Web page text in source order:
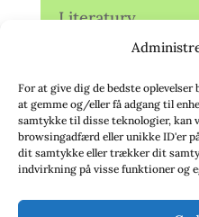
For at give dig de bedste
at gemme og/eller få adgang til
samtykke til disse teknologier, kan
browsingadfærd eller unikke ID'er
dit samtykke eller trækker dit
indvirkning på visse funktioner og
Literatury
Storbritannien:
Association (TA)
Sverige:
Sverige: